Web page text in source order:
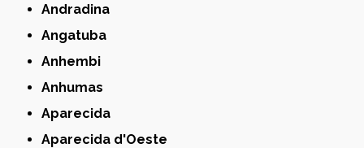
Andradina
Angatuba
Anhembi
Anhumas
Aparecida
Aparecida d'Oeste